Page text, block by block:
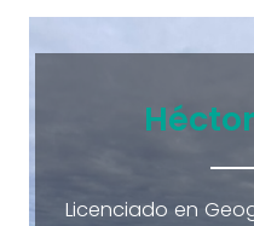
Licenciado en